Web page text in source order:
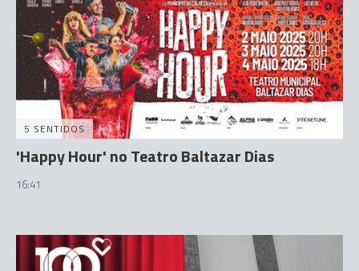
5 SENTIDOS
'Happy Hour' no Teatro Baltazar Dias
16:41